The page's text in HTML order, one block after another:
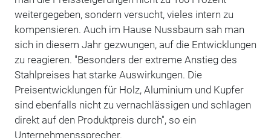
weitergegeben, sondern versucht, vieles intern zu
kompensieren. Auch im Hause Nussbaum sah man
sich in diesem Jahr gezwungen, auf die Entwicklungen
zu reagieren. "Besonders der extreme Anstieg des
Stahlpreises hat starke Auswirkungen. Die
Preisentwicklungen für Holz, Aluminium und Kupfer
sind ebenfalls nicht zu vernachlässigen und schlagen
direkt auf den Produktpreis durch", so ein
Unternehmenssprecher.